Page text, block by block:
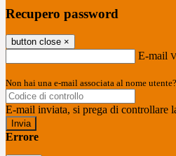
Recupero password
button close ×
E-mail
Non hai una e-mail associata al nome
E-mail inviata, si prega di controllare
Errore